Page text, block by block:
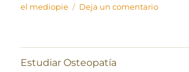
el mediopie
Deja un comentarioen
Estudiar Osteopatía